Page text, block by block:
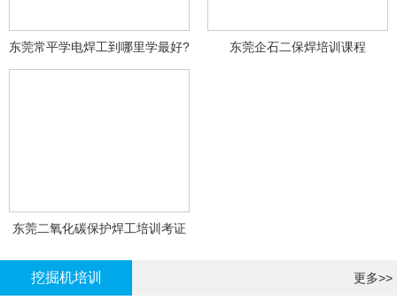
东莞常平学电焊工到哪里学最好? 东莞企石二保焊培训课程
东莞二氧化碳保护焊工培训考证
挖掘机培训 更多>>